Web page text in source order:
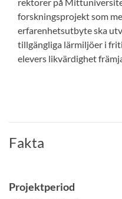
forskningsprojekt som
erfarenhetsutbyte ska
tillgängliga lärmiljöer i
elevers likvärdighet
Fakta
Projektperiod